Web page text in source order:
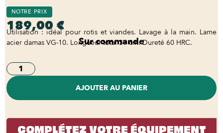
NOTRE PRIX
189,00 €
Utilisation : idéal pour rotis et viandes. Lavage à la main. Lame
acier damas VG-10. Longueur total 39 cm. Dureté 60 HRC.
Sur commande
AJOUTER AU PANIER
COMPLÉTEZ VOTRE ÉQUIPEMENT